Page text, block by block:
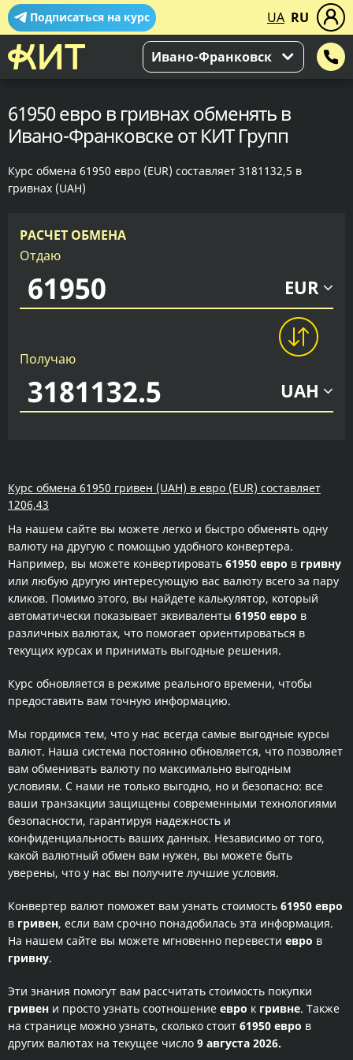
Подписаться на курс UA RU
Ивано-Франковск
61950 евро в гривнах обменять в
Ивано-Франковске от КИТ Групп
Курс обмена 61950 евро (EUR) составляет 3181132,5 в
гривнах (UAH)
РАСЧЕТ ОБМЕНА
Отдаю
EUR
Получаю
UAH
Курс обмена 61950 гривен (UAH) в евро (EUR) составляет
1206,43
На нашем сайте вы можете легко и быстро обменять одну
валюту на другую с помощью удобного конвертера.
Например, вы можете конвертировать 61950 евро в гривну
или любую другую интересующую вас валюту всего за пару
кликов. Помимо этого, вы найдете калькулятор, который
автоматически показывает эквиваленты 61950 евро в
различных валютах, что помогает ориентироваться в
текущих курсах и принимать выгодные решения.
Курс обновляется в режиме реального времени, чтобы
предоставить вам точную информацию.
Мы гордимся тем, что у нас всегда самые выгодные курсы
валют. Наша система постоянно обновляется, что позволяет
вам обменивать валюту по максимально выгодным
условиям. С нами не только выгодно, но и безопасно: все
ваши транзакции защищены современными технологиями
безопасности, гарантируя надежность и
конфиденциальность ваших данных. Независимо от того,
какой валютный обмен вам нужен, вы можете быть
уверены, что у нас вы получите лучшие условия.
Конвертер валют поможет вам узнать стоимость 61950 евро
в гривен, если вам срочно понадобилась эта информация.
На нашем сайте вы можете мгновенно перевести евро в
гривну.
Эти знания помогут вам рассчитать стоимость покупки
гривен и просто узнать соотношение евро к гривне. Также
на странице можно узнать, сколько стоит 61950 евро в
других валютах на текущее число 9 августа 2026.